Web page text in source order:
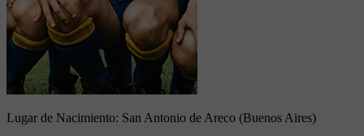
Lugar de Nacimiento: San Antonio de Areco (Buenos Aires)